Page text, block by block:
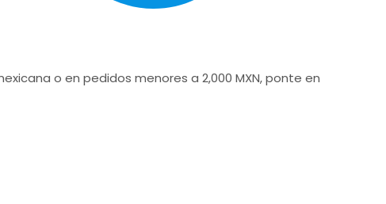
o en pedidos menores a 2,000 MXN, ponte en